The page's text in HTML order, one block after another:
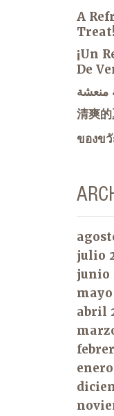
A
Treat!
¡Un
De
清爽的
ของข
julio
junio
mayo
abril